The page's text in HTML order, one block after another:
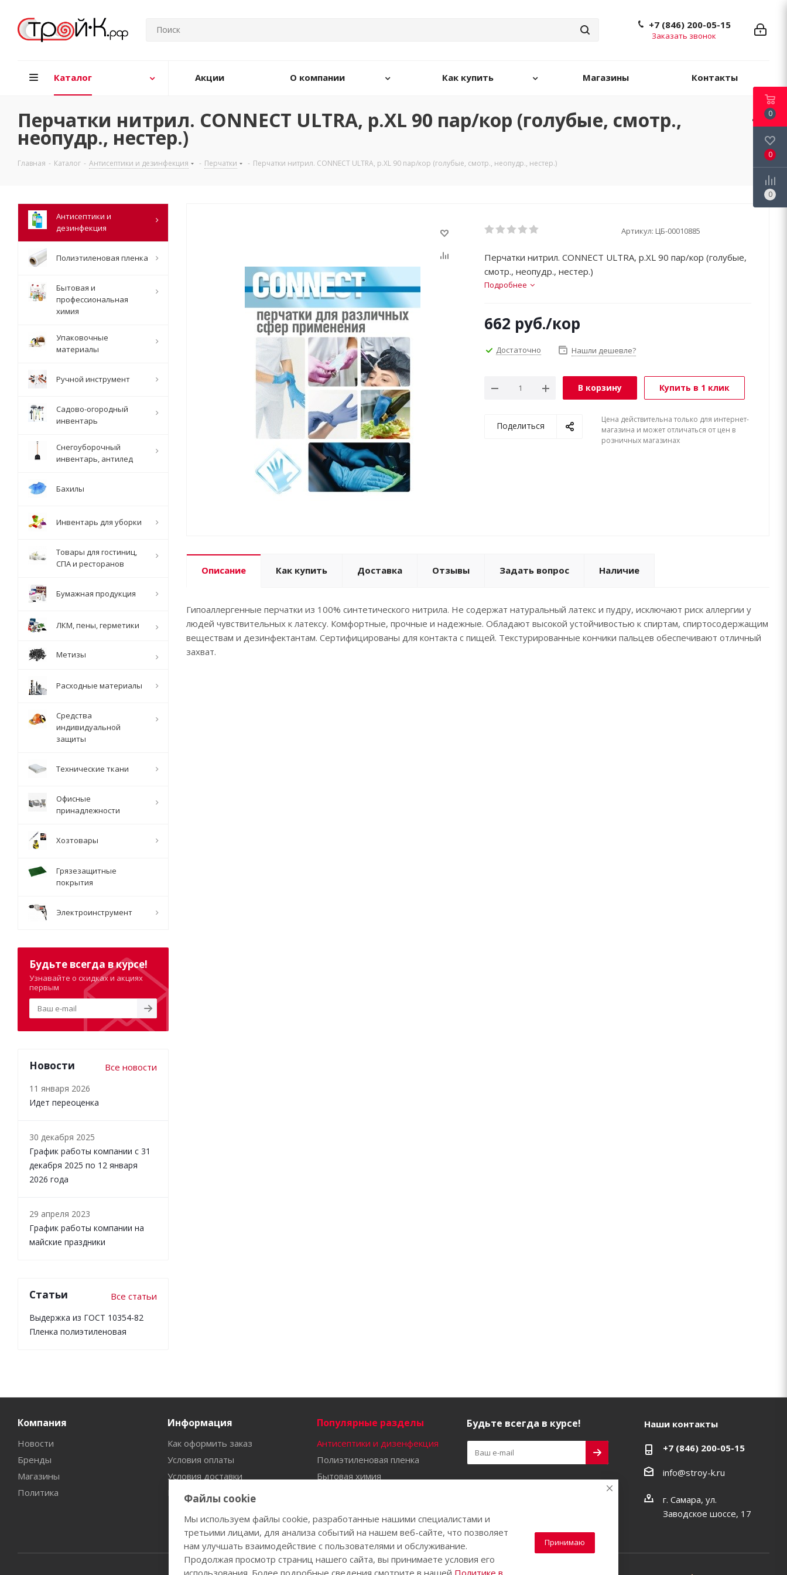
+7 (846) 200-05-15
Заказать звонок
Каталог Акции О компании Как купить Магазины Контакты
Перчатки нитрил. CONNECT ULTRA, р.XL 90 пар/кор (голубые, смотр.,
неопудр., нестер.)
Главная - Каталог - Антисептики и дезинфекция - Перчатки - Перчатки нитрил. CONNECT ULTRA, р.XL 90 пар/кор (голубые, смотр., неопудр., нестер.)
Артикул: ЦБ-00010885
Перчатки нитрил. CONNECT ULTRA, р.XL 90 пар/кор (голубые,
смотр., неопудр., нестер.)
Подробнее
662 руб./кор
Достаточно Нашли дешевле?
В корзину Купить в 1 клик
Поделиться
Цена действительна только для интернет-
магазина и может отличаться от цен в
розничных магазинах
Описание Как купить Доставка Отзывы Задать вопрос Наличие
Гипоаллергенные перчатки из 100% синтетического нитрила. Не содержат натуральный латекс и пудру, исключают риск аллергии у
людей чувствительных к латексу. Комфортные, прочные и надежные. Обладают высокой устойчивостью к спиртам, спиртосодержащим
веществам и дезинфектантам. Сертифицированы для контакта с пищей. Текстурированные кончики пальцев обеспечивают отличный
захват.
Антисептики и
дезинфекция
Полиэтиленовая пленка
Бытовая и
профессиональная
химия
Упаковочные
материалы
Ручной инструмент
Садово-огородный
инвентарь
Снегоуборочный
инвентарь, антилед
Бахилы
Инвентарь для уборки
Товары для гостиниц,
СПА и ресторанов
Бумажная продукция
ЛКМ, пены, герметики
Метизы
Расходные материалы
Средства
индивидуальной
защиты
Технические ткани
Офисные
принадлежности
Хозтовары
Грязезащитные
покрытия
Электроинструмент
Будьте всегда в курсе!
Узнавайте о скидках и акциях
первым
Новости Все новости
11 января 2026
Идет переоценка
30 декабря 2025
График работы компании с 31
декабря 2025 по 12 января
2026 года
29 апреля 2023
График работы компании на
майские праздники
Статьи Все статьи
Выдержка из ГОСТ 10354-82
Пленка полиэтиленовая
Компания
Новости
Бренды
Магазины
Политика
Информация
Как оформить заказ
Условия оплаты
Условия доставки
Гарантия на товар
Популярные разделы
Антисептики и дизенфекция
Полиэтиленовая пленка
Бытовая химия
Бахилы
Будьте всегда в курсе! Наши контакты
+7 (846) 200-05-15
info@stroy-k.ru
г. Самара, ул.
Заводское шоссе, 17
0
0
0
Файлы cookie
Мы используем файлы cookie, разработанные нашими специалистами и
третьими лицами, для анализа событий на нашем веб-сайте, что позволяет
нам улучшать взаимодействие с пользователями и обслуживание.
Продолжая просмотр страниц нашего сайта, вы принимаете условия его
использования. Более подробные сведения смотрите в нашей Политике в
Принимаю